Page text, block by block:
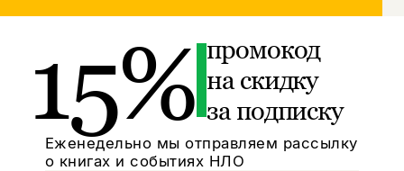
15% промокод
на скидку
за подписку
Еженедельно мы отправляем рассылку
о книгах и событиях НЛО